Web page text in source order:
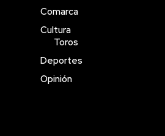
Comarca
Cultura
Toros
Deportes
Opinión